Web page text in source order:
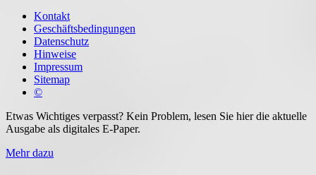
Kontakt
Geschäftsbedingungen
Datenschutz
Hinweise
Impressum
Sitemap
©
Etwas Wichtiges verpasst? Kein Problem, lesen Sie hier die aktuelle
Ausgabe als digitales E-Paper.
Mehr dazu